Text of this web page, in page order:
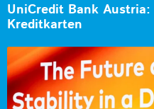
UniCredit Bank
Kreditkarten